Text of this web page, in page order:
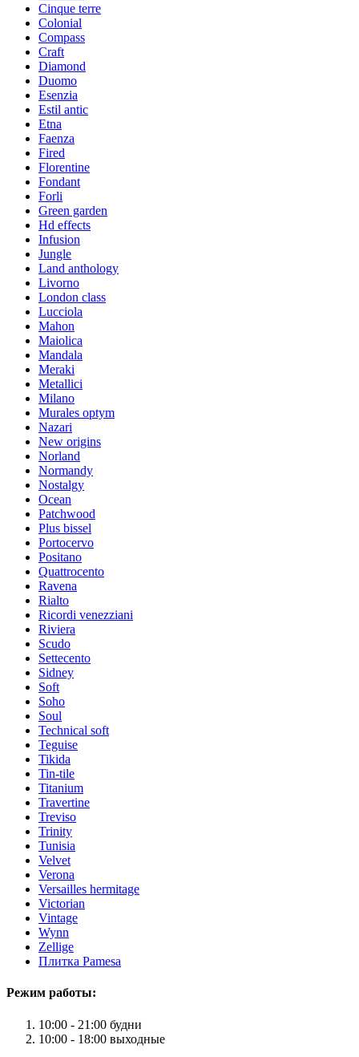
Cinque terre
Colonial
Compass
Craft
Diamond
Duomo
Esenzia
Estil antic
Etna
Faenza
Fired
Florentine
Fondant
Forli
Green garden
Hd effects
Infusion
Jungle
Land anthology
Livorno
London class
Lucciola
Mahon
Maiolica
Mandala
Meraki
Metallici
Milano
Murales optym
Nazari
New origins
Norland
Normandy
Nostalgy
Ocean
Patchwood
Plus bissel
Portocervo
Positano
Quattrocento
Ravena
Rialto
Ricordi venezziani
Riviera
Scudo
Settecento
Sidney
Soft
Soho
Soul
Technical soft
Teguise
Tikida
Tin-tile
Titanium
Travertine
Treviso
Trinity
Tunisia
Velvet
Verona
Versailles hermitage
Victorian
Vintage
Wynn
Zellige
Плитка Pamesa
Режим работы:
10:00 - 21:00 будни
10:00 - 18:00 выходные